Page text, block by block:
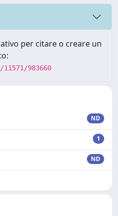
per citare o creare un
983660
ND
1
ND